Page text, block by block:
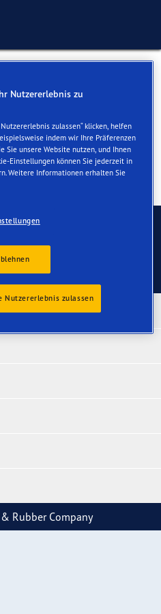
Rubber Company
Nutzererlebnis zu
zulassen“ klicken, helfen
indem wir Ihre Präferenzen
Sie unsere Website nutzen, und Ihnen
Einstellungen können Sie jederzeit in
Weitere Informationen erhalten Sie
Nutzererlebnis zulassen